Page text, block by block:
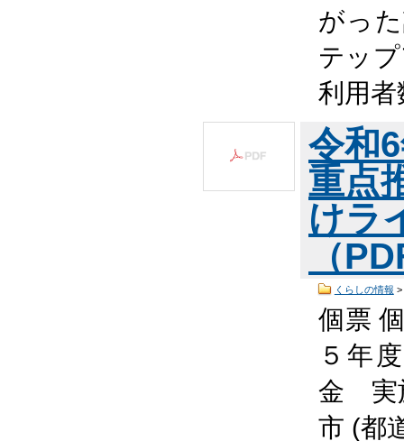
がっ
テッ
利用
令和
重点
けラ
（
くらしの情報 >
個票
５年
金 実
市 (都